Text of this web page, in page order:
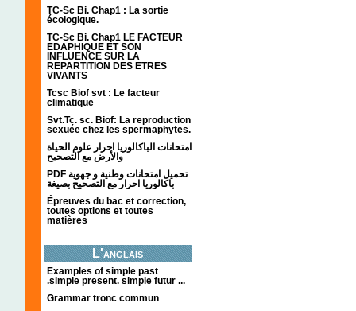
TC-Sc Bi. Chap1 : La sortie
écologique.
TC-Sc Bi. Chap1 LE FACTEUR
EDAPHIQUE ET SON
INFLUENCE SUR LA
REPARTITION DES ETRES
VIVANTS
Tcsc Biof svt : Le facteur
climatique
Svt.Tc. sc. Biof: La reproduction
sexuée chez les spermaphytes.
امتحانات الباكالوريا احرار علوم الحياة
والأرض مع التصحيح
PDF تحميل امتحانات وطنية و جهوية
باكالوريا احرار مع التصحيح بصيغة
Épreuves du bac et correction,
toutes options et toutes
matières
L'anglais
Examples of simple past
.simple present. simple futur ...
Grammar tronc commun